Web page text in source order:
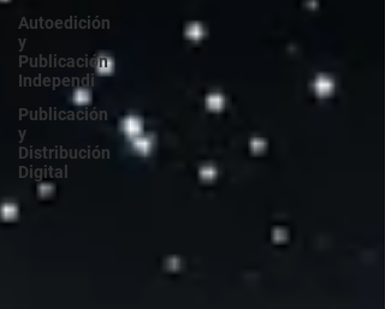
Autoedición
y
Publicación
Independi
Publicación
y
Distribución
Digital